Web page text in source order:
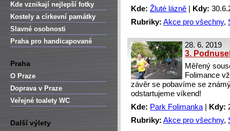
Kde vznikají nejlepší fotky
Kostely a církevní památky
Slavné osobnosti
Praha pro handicapované
Praha
O Praze
Doprava v Praze
Veřejné toalety WC
Další výlety
Kde: Žluté lázně Kdy:
Rubriky: Akce pro všechny,
28. 6. 2019
3.
Měřený
Folimance
závěr se pobavíme se
odstartujeme víkend!
Kde: Park Folimanka Kdy:
Rubriky: Akce pro všechny,